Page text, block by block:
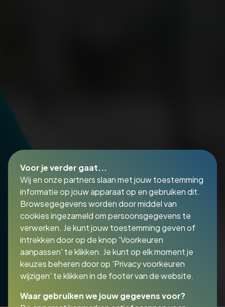
Voor je verder gaat...
Wij en onze partners slaan met jouw toestemming
informatie op jouw apparaat op en gebruiken dit.
Browsegegevens worden door middel van
cookies ingezameld om persoonsgegevens te
verwerken. Je kunt jouw toestemming geven of
intrekken door op de knop 'Voorkeuren
aanpassen' te klikken. Je kunt op elk moment je
keuzes beheren door op 'Privacy voorkeuren
wijzigen' te klikken in de footer van de website.
Waar gebruiken we jouw gegevens voor?